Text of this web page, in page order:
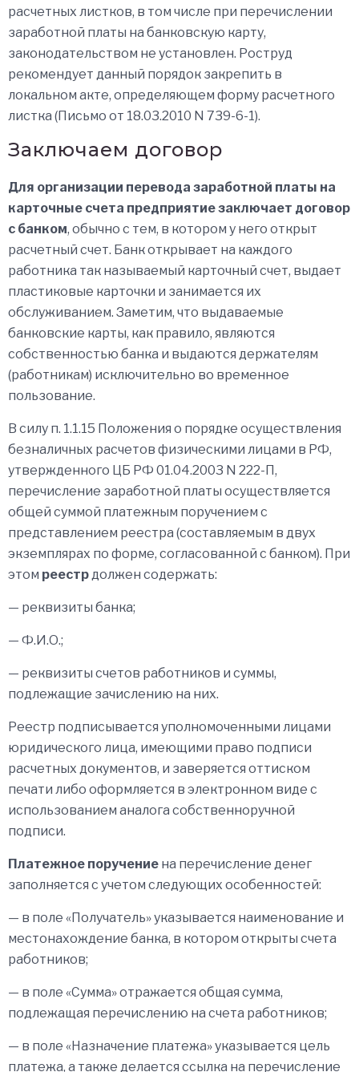
расчетных листков, в том числе при перечислении
заработной платы на банковскую карту,
законодательством не установлен. Роструд
рекомендует данный порядок закрепить в
локальном акте, определяющем форму расчетного
листка (Письмо от 18.03.2010 N 739-6-1).
Заключаем договор
Для организации перевода заработной платы на
карточные счета предприятие заключает договор
с банком, обычно с тем, в котором у него открыт
расчетный счет. Банк открывает на каждого
работника так называемый карточный счет, выдает
пластиковые карточки и занимается их
обслуживанием. Заметим, что выдаваемые
банковские карты, как правило, являются
собственностью банка и выдаются держателям
(работникам) исключительно во временное
пользование.
В силу п. 1.1.15 Положения о порядке осуществления
безналичных расчетов физическими лицами в РФ,
утвержденного ЦБ РФ 01.04.2003 N 222-П,
перечисление заработной платы осуществляется
общей суммой платежным поручением с
представлением реестра (составляемым в двух
экземплярах по форме, согласованной с банком). При
этом реестрдолжен содержать:
— реквизиты банка;
— Ф.И.О.;
— реквизиты счетов работников и суммы,
подлежащие зачислению на них.
Реестр подписывается уполномоченными лицами
юридического лица, имеющими право подписи
расчетных документов, и заверяется оттиском
печати либо оформляется в электронном виде с
использованием аналога собственноручной
подписи.
Платежное поручение на перечисление денег
заполняется с учетом следующих особенностей:
— в поле «Получатель» указывается наименование и
местонахождение банка, в котором открыты счета
работников;
— в поле «Сумма» отражается общая сумма,
подлежащая перечислению на счета работников;
— в поле «Назначение платежа» указывается цель
платежа, а также делается ссылка на перечисление